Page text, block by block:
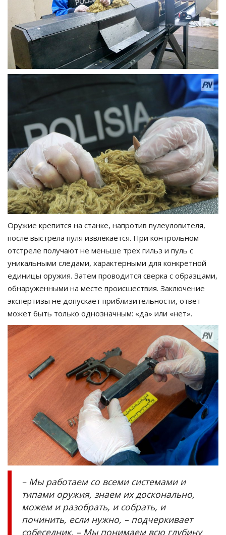
Оружие крепится на станке, напротив пулеуловителя,
после выстрела пуля извлекается. При контрольном
отстреле получают не меньше трех гильз и пуль с
уникальными следами, характерными для конкретной
единицы оружия. Затем проводится сверка с образцами,
обнаруженными на месте происшествия. Заключение
экспертизы не допускает приблизительности, ответ
может быть только однозначным: «да» или «нет».
– Мы работаем со всеми системами и
типами оружия, знаем их досконально,
можем и разобрать, и собрать, и
починить, если нужно, – подчеркивает
собеседник. – Мы понимаем всю глубину